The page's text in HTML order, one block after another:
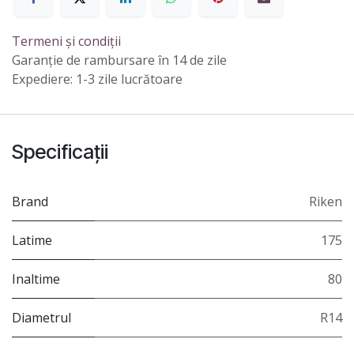
Termeni și condiții
Garanție de rambursare în 14 de zile
Expediere: 1-3 zile lucrătoare
Specificații
Brand Riken
Latime 175
Inaltime 80
Diametrul R14